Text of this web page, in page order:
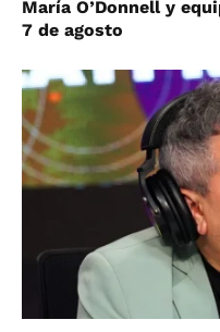
María O’Donnell y
7 de agosto